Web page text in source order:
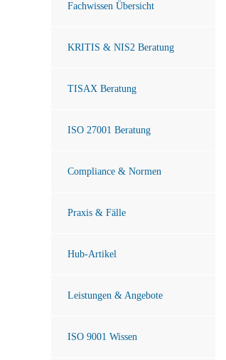
Fachwissen Übersicht
KRITIS & NIS2 Beratung
TISAX Beratung
ISO 27001 Beratung
Compliance & Normen
Praxis & Fälle
Hub-Artikel
Leistungen & Angebote
ISO 9001 Wissen